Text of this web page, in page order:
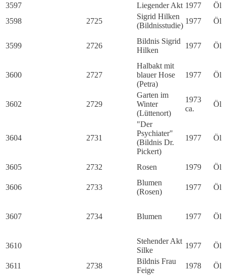
3597 Liegender Akt 1977
Öl
3598
2725
Sigrid Hilken
(Bildnisstudie)
1977 Öl
3599 2726
Bildnis Sigrid
Hilken
1977 Öl
3600 2727
Halbakt mit
blauer Hose
(Petra)
1977 Öl
3602 2729
Garten im
Winter
(Lüttenort)
1973
ca.
Öl
3604 2731
"Der
Psychiater"
(Bildnis Dr.
Pickert)
1977 Öl
3605 2732 Rosen 1979 Öl
3606 2733
Blumen
(Rosen)
1977 Öl
3607 2734 Blumen 1977 Öl
3610
Stehender Akt
Silke
1977 Öl
3611 2738
Bildnis Frau
Feige
1978 Öl